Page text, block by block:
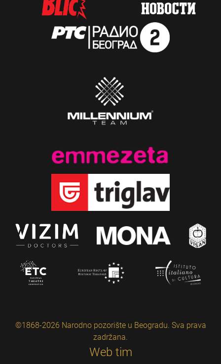
©1868-2026 Narodno pozorište u Beogradu. Sva prava
zadržana.
Web tim